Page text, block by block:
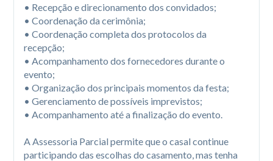
• Recepção e direcionamento dos convidados;
• Coordenação da cerimônia;
• Coordenação completa dos protocolos da
recepção;
• Acompanhamento dos fornecedores durante o
evento;
• Organização dos principais momentos da festa;
• Gerenciamento de possíveis imprevistos;
• Acompanhamento até a finalização do evento.
A Assessoria Parcial permite que o casal continue
participando das escolhas do casamento, mas tenha